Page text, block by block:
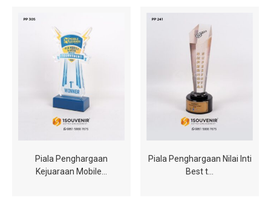
Piala Penghargaan
Kejuaraan Mobile…
Piala Penghargaan Nilai Inti
Best t…